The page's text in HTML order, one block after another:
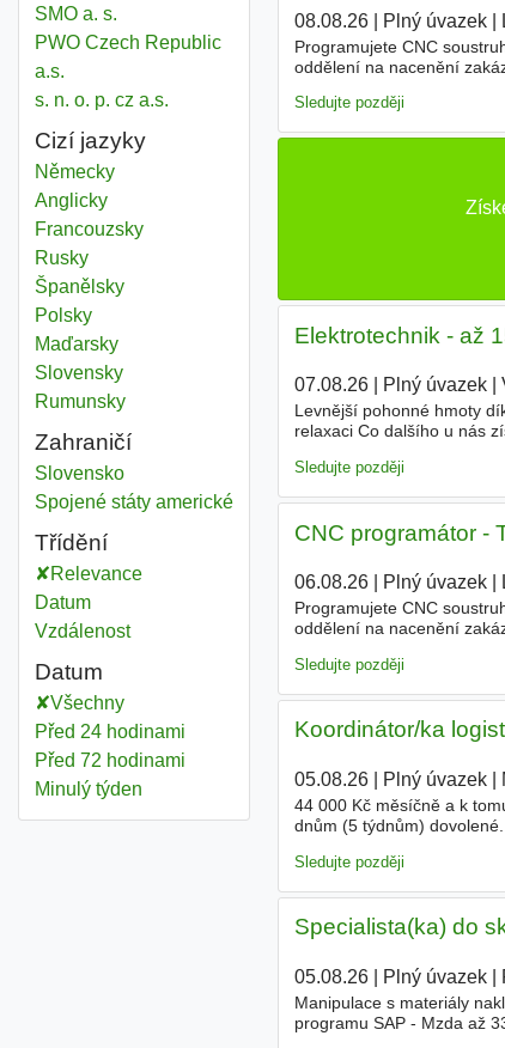
SMO a. s.
PWO Czech Republic
a.s.
s. n. o. p. cz a.s.
Cizí jazyky
Německy
Anglicky
Francouzsky
Rusky
Španělsky
Polsky
Maďarsky
Slovensky
Rumunsky
Zahraničí
Sport
Slovensko
Sport
Spojené státy americké
Třídění
Relevance
Datum
Vzdálenost
Datum
Všechny
Před 24 hodinami
Před 72 hodinami
Minulý týden
08.08.26| Plný úvazek|
Programujete CNC
oddělení na nacenění
Sledujte později
Elektrotechnik - až
07.08.26| Plný úvazek|
Levnější pohonné hmoty
relaxaci Co dalšího u nás
Sledujte později
CNC programátor -
06.08.26| Plný úvazek|
Programujete CNC
oddělení na nacenění
Sledujte později
Koordinátor/ka
05.08.26| Plný úvazek|
44 000 Kč měsíčně a k
dnům (5 týdnům)
Sledujte později
Specialista(ka) do
05.08.26| Plný úvazek|
Manipulace s materiály
programu SAP - Mzda až